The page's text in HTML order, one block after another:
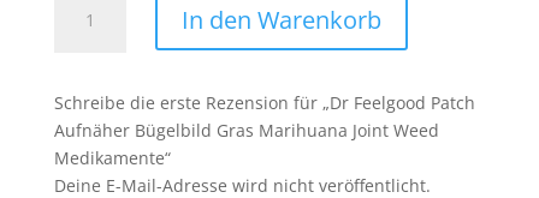
Feelgood
Bügelbild
Gras
Marihuana
Joint
In den Warenkorb
Schreibe die erste Rezension für „Dr Feelgood Patch
Aufnäher Bügelbild Gras Marihuana Joint Weed
Medikamente“
Deine E-Mail-Adresse wird nicht veröffentlicht.